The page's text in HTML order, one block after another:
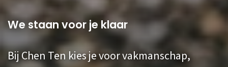
We staan voor je klaar
Bij Chen Ten kies je voor vakmanschap,